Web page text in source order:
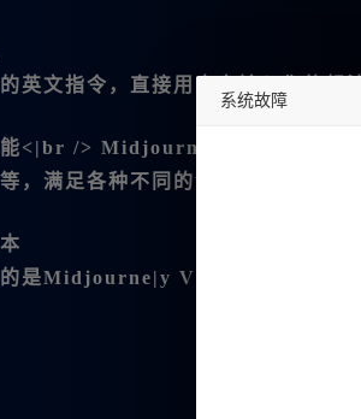
英文指令，直接用中文输入你的想
<|br /> Midjourney中文版支持多
，满足各种不同的创作|需求。
是Midjourne|y V6.1版本，涵盖
系统故障